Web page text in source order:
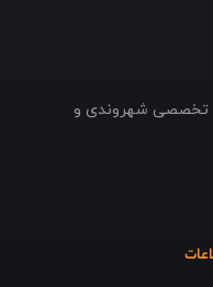
تخصصی شهروندی و